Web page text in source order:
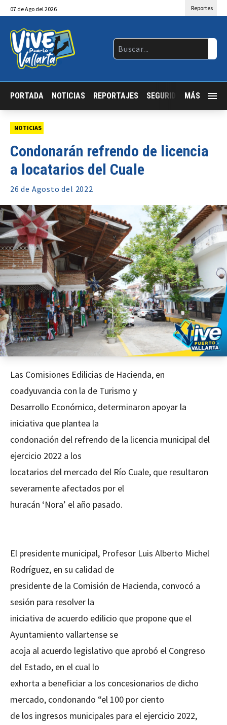
07 deAgo del 2026 Reportes
PORTADA NOTICIAS REPORTAJES SEGURIDAD JALISCO
MÁS
NOTICIAS
Condonarán refrendo de licencia
a locatarios del Cuale
26 de Agosto del 2022
Las Comisiones Edilicias de Hacienda, en
coadyuvancia con la de Turismo y
Desarrollo Económico, determinaron apoyar la
iniciativa que plantea la
condonación del refrendo de la licencia municipal del
ejercicio 2022 a los
locatarios del mercado del Río Cuale, que resultaron
severamente afectados por el
huracán ‘Nora’ el año pasado.
El presidente municipal, Profesor Luis Alberto Michel
Rodríguez, en su calidad de
presidente de la Comisión de Hacienda, convocó a
sesión para resolver la
iniciativa de acuerdo edilicio que propone que el
Ayuntamiento vallartense se
acoja al acuerdo legislativo que aprobó el Congreso
del Estado, en el cual lo
exhorta a beneficiar a los concesionarios de dicho
mercado, condonando “el 100 por ciento
de los ingresos municipales para el ejercicio 2022,